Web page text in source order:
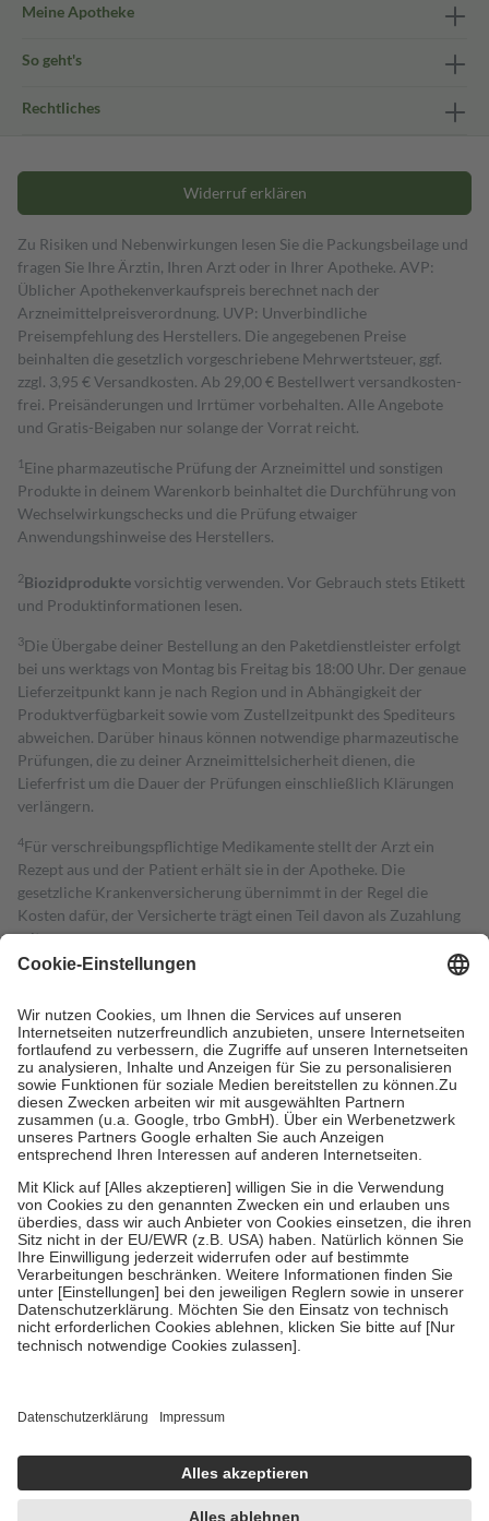
Meine Apotheke
So geht's
Rechtliches
Widerruf erklären
Zu Risiken und Nebenwirkungen lesen Sie die Packungsbeilage und
fragen Sie Ihre Ärztin, Ihren Arzt oder in Ihrer Apotheke. AVP:
Üblicher Apothekenverkaufspreis berechnet nach der
Arzneimittelpreisverordnung. UVP: Unverbindliche
Preisempfehlung des Herstellers. Die angegebenen Preise
beinhalten die gesetzlich vorgeschriebene Mehrwertsteuer, ggf.
zzgl. 3,95 € Versandkosten. Ab 29,00 € Bestell­wert versand­kosten­
frei. Preisänderungen und Irrtümer vorbehalten. Alle Angebote
und Gratis-Beigaben nur solange der Vorrat reicht.
1 Eine pharmazeutische Prüfung der Arzneimittel und sonstigen
Produkte in deinem Warenkorb beinhaltet die Durchführung von
Wechselwirkungschecks und die Prüfung etwaiger
Anwendungshinweise des Herstellers.
2Biozidproduktevorsichtig verwenden. Vor Gebrauch stets Etikett
und Produktinformationen lesen.
3Die Übergabe deiner Bestellung an den Paketdienstleister erfolgt
bei uns werktags von Montag bis Freitag bis 18:00 Uhr. Der genaue
Lieferzeitpunkt kann je nach Region und in Abhängigkeit der
Produktverfügbarkeit sowie vom Zustellzeitpunkt des Spediteurs
abweichen. Darüber hinaus können notwendige pharmazeutische
Prüfungen, die zu deiner Arzneimittelsicherheit dienen, die
Lieferfrist um die Dauer der Prüfungen einschließlich Klärungen
verlängern.
4Für verschreibungspflichtige Medikamente stellt der Arzt ein
Rezept aus und der Patient erhält sie in der Apotheke. Die
gesetzliche Krankenversicherung übernimmt in der Regel die
Kosten dafür, der Versicherte trägt einen Teil davon als Zuzahlung
mit.
Grundsätzlich leisten Mitglieder Zuzahlungen in Höhe von zehn
höchstens zehn Euro.
Es sind jedoch nie mehr als die tatsächlichen
Kosten der Leistung zu entrichten.
Diese Regeln gelten grundsätzlich auch für Online-Apotheken.
Bei Heilmitteln und häuslicher Krankenpflege beträgt die
Zuzahlung zehn Prozent der Kosten sowie zehn Euro je
Verordnung.
Um das Engagement der Versicherten für ihre eigene Gesundheit zu
stärken und die besondere Stellung der Familie zu unterstützen,
fallenkeine Zuzahlungenan bei:
• Kindern und Jugendlichen bis zum vollendeten 18. Lebensjahr
mit Ausnahme der Fahrkosten
• Untersuchungen zur Vorsorge und Früherkennung, die von der
GKV getragen werden
• empfohlenen Schutzimpfungen
• Harn- und Blutteststreifen
getroffen, um sicherzustellen, dass es sich um echte Bewertungen
https://help.etrusted.com/hc/de/articles/4419944605341
Einige Bilder und Inhalte wurden unter Zuhilfenahme künstlicher